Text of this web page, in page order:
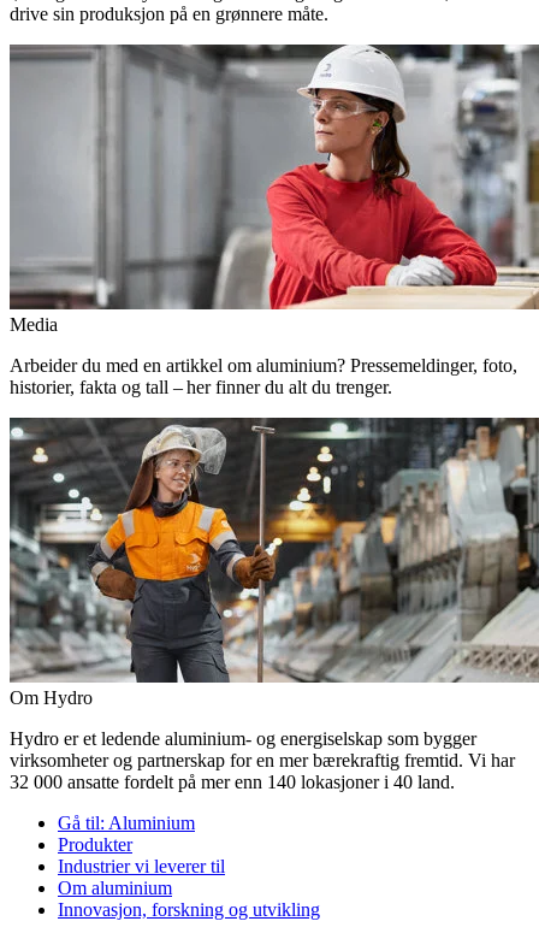
drive sin produksjon på en grønnere måte.
Media
Arbeider du med en artikkel om aluminium? Pressemeldinger, foto,
historier, fakta og tall – her finner du alt du trenger.
Om Hydro
Hydro er et ledende aluminium- og energiselskap som bygger
virksomheter og partnerskap for en mer bærekraftig fremtid. Vi har
32 000 ansatte fordelt på mer enn 140 lokasjoner i 40 land.
Gå til: Aluminium
Produkter
Industrier vi leverer til
Om aluminium
Innovasjon, forskning og utvikling